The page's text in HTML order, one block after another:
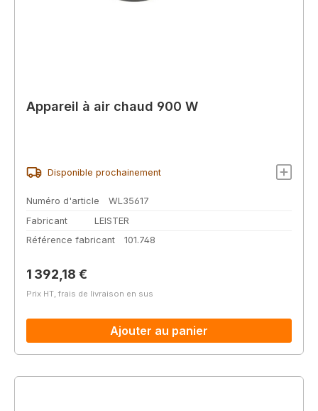
Appareil à air chaud 900 W
Disponible prochainement
Numéro d'article
WL35617
Fabricant
LEISTER
Référence fabricant
101.748
Prix régulier :
1 392,18 €
Prix HT, frais de livraison en sus
Ajouter au panier